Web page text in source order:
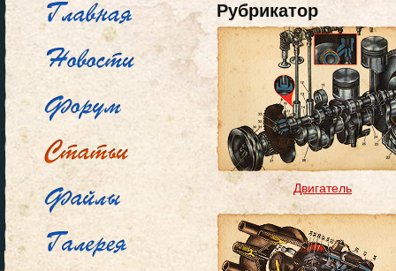
Рубрикатор
Двигатель